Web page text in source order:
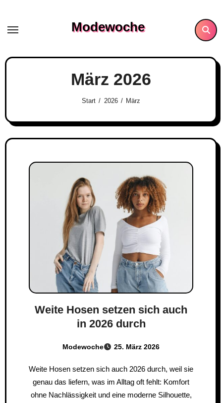
content
Modewoche
März 2026
Start 2026 März
Weite Hosen setzen sich auch
in 2026 durch
Modewoche 25. März 2026
Weite Hosen setzen sich auch 2026 durch, weil sie
genau das liefern, was im Alltag oft fehlt: Komfort
ohne Nachlässigkeit und eine moderne Silhouette,